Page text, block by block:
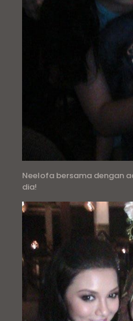
Neelofa bersama dengan
dia!